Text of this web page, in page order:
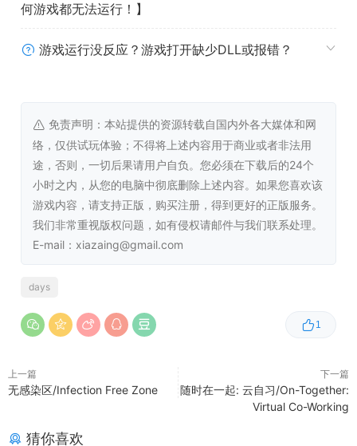
何游戏都无法运行！】
游戏运行没反应？游戏打开缺少DLL或报错？
免责声明：本站提供的资源转载自国内外各大媒体和网
络，仅供试玩体验；不得将上述内容用于商业或者非法用
途，否则，一切后果请用户自负。您必须在下载后的24个
小时之内，从您的电脑中彻底删除上述内容。如果您喜欢该
游戏内容，请支持正版，购买注册，得到更好的正版服务。
我们非常重视版权问题，如有侵权请邮件与我们联系处理。
E-mail：xiazaing@gmail.com
1
days
上一篇
无感染区/Infection Free Zone
下一篇
随时在一起: 云自习/On-Together:
Virtual Co-Working
猜你喜欢